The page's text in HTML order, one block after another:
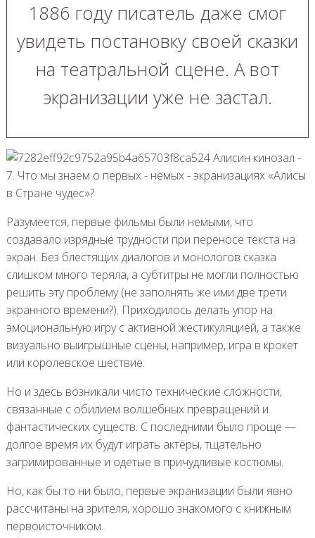
1886 году писатель даже смог
увидеть постановку своей сказки
на театральной сцене. А вот
экранизации уже не застал.
Разумеется, первые фильмы были немыми, что
создавало изрядные трудности при переносе текста на
экран. Без блестящих диалогов и монологов сказка
слишком много теряла, а субтитры не могли полностью
решить эту проблему (не заполнять же ими две трети
экранного времени?). Приходилось делать упор на
эмоциональную игру с активной жестикуляцией, а также
визуально выигрышные сцены, например, игра в крокет
или королевское шествие.
Но и здесь возникали чисто технические сложности,
связанные с обилием волшебных превращений и
фантастических существ. С последними было проще —
долгое время их будут играть актёры, тщательно
загримированные и одетые в причудливые костюмы.
Но, как бы то ни было, первые экранизации были явно
рассчитаны на зрителя, хорошо знакомого с книжным
первоисточником.